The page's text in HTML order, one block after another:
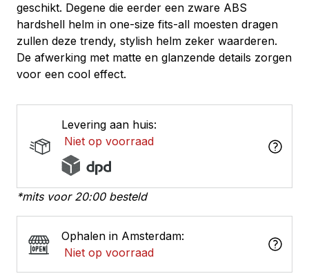
geschikt. Degene die eerder een zware ABS
hardshell helm in one-size fits-all moesten dragen
zullen deze trendy, stylish helm zeker waarderen.
De afwerking met matte en glanzende details zorgen
voor een cool effect.
Levering aan huis:
Niet op voorraad
*mits voor 20:00 besteld
Ophalen in Amsterdam:
Niet op voorraad